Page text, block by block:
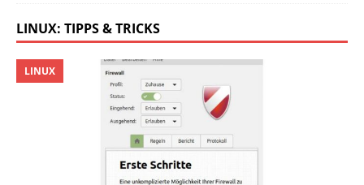
LINUX: TIPPS & TRICKS
LINUX